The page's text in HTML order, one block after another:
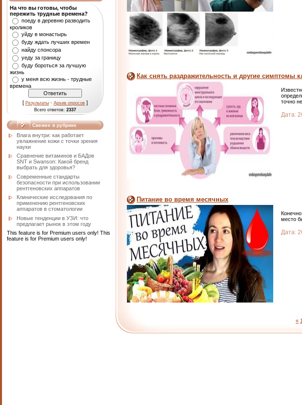
На что вы готовы, чтобы
пережить трудные времена?
поеду в деревню разводить
кроликов
уйду в монастырь
буду ждать лучших времен
найду спонсора
уеду за границу
буду бороться за лучшую
жизнь
у меня всю жизнь - трудные
времена
[ Результаты · Архив опросов ]
Всего ответов: 2337
Свежее в рубрике
Влага внутри: как работает
увлажнение кожи с точки зрения
науки
Сравнение витаминов и БАДов
SNT и Swanson: Какой бренд
выбрать для здоровья?
Современные стандарты
безопасности при использовании
рентгеновских аппаратов
Клинические исследования по
применению рентгеновских
аппаратов в стоматологии
Новые тенденции в УЗИ: что
предлагает рынок в этом году
This feature is for Premium users only! This
feature is for Premium users only!
Как снять раздражительность и другие симптомы
точно
Дата:
Питание во время месячных
место
Дата:
« 1